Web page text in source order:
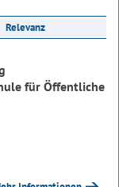
Relevanz
für Öffentliche